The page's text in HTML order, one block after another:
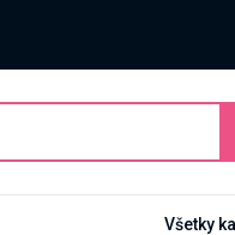
Všetky